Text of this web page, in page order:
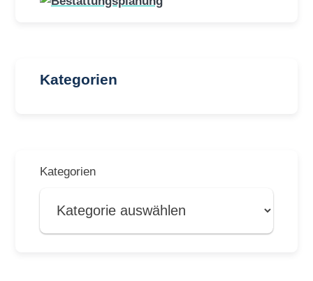
Kategorien
Kategorien